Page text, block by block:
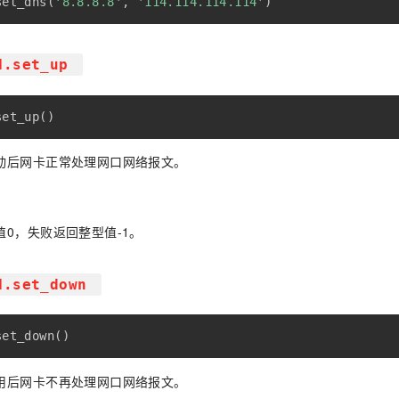
( )
网卡正常处理网口网络报文。
，失败返回整型值-1。
( )
网卡不再处理网口网络报文。